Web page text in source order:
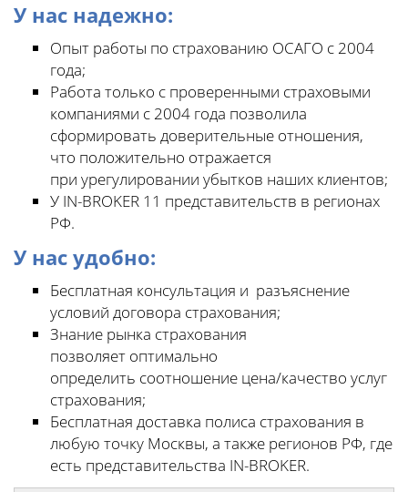
У нас надежно:
Опыт работы по страхованию ОСАГО с 2004
года;
Работа только с проверенными страховыми
компаниями с 2004 года позволила
сформировать доверительные отношения,
что положительно отражается
при урегулировании убытков наших клиентов;
У IN-BROKER 11 представительств в регионах
РФ.
У нас удобно:
Бесплатная консультация и разъяснение
условий договора страхования;
Знание рынка страхования
позволяет оптимально
определить соотношение цена/качество услуг
страхования;
Бесплатная доставка полиса страхования в
любую точку Москвы, а также регионов РФ, где
есть представительства IN-BROKER.